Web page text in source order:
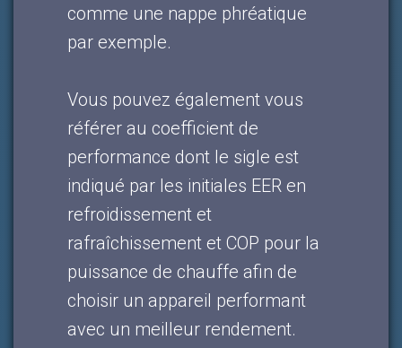
comme une nappe phréatique
par exemple.
Vous pouvez également vous
référer au coefficient de
performance dont le sigle est
indiqué par les initiales EER en
refroidissement et
rafraîchissement et COP pour la
puissance de chauffe afin de
choisir un appareil performant
avec un meilleur rendement.